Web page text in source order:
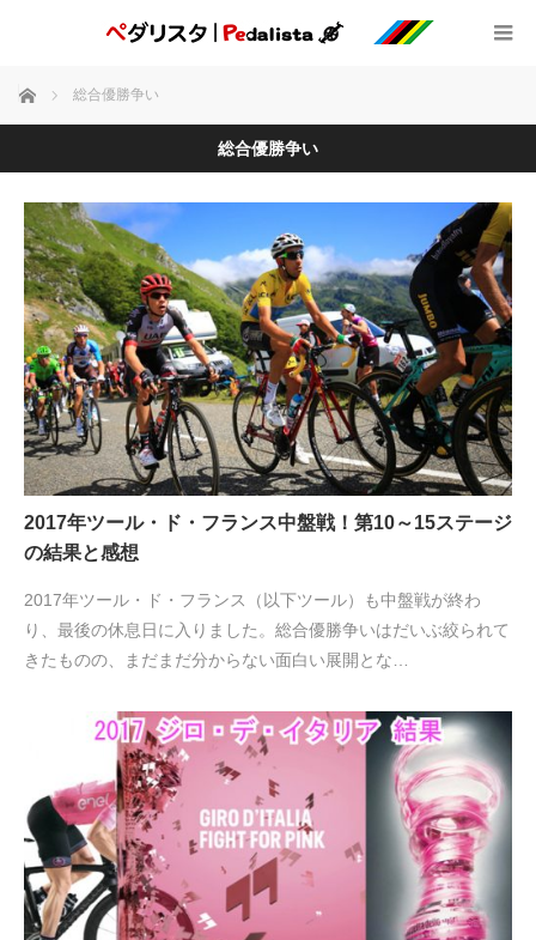
ホーム 総合優勝争い
総合優勝争い
2017年ツール・ド・フランス中盤戦！第10～15ステージ
の結果と感想
2017年ツール・ド・フランス（以下ツール）も中盤戦が終わ
り、最後の休息日に入りました。総合優勝争いはだいぶ絞られて
きたものの、まだまだ分からない面白い展開とな…